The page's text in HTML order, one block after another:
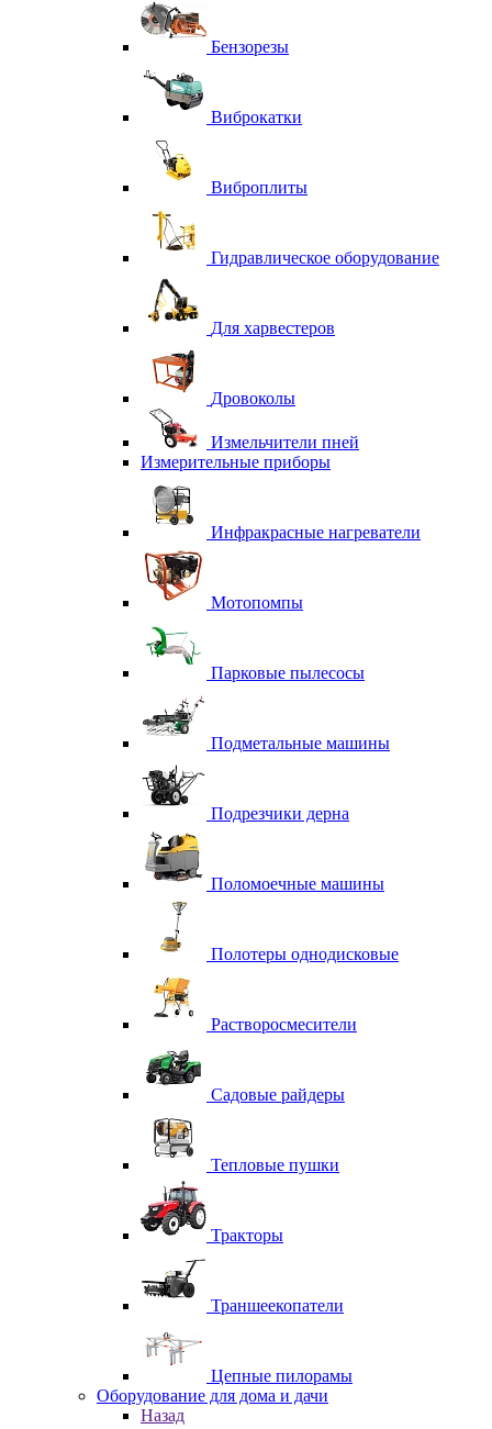
Бензорезы
Виброкатки
Виброплиты
Гидравлическое оборудование
Для харвестеров
Дровоколы
Измельчители пней
Измерительные приборы
Инфракрасные нагреватели
Мотопомпы
Парковые пылесосы
Подметальные машины
Подрезчики дерна
Поломоечные машины
Полотеры однодисковые
Растворосмесители
Садовые райдеры
Тепловые пушки
Тракторы
Траншеекопатели
Цепные пилорамы
Оборудование для дома и дачи
Назад